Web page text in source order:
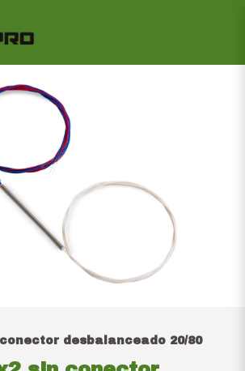
desbalanceado 20/80